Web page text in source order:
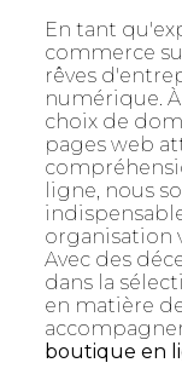
En tant
commerce
rêves
numérique.
choix de
pages web
ligne, nous
organisation
Avec des
dans la
en matière
boutique en